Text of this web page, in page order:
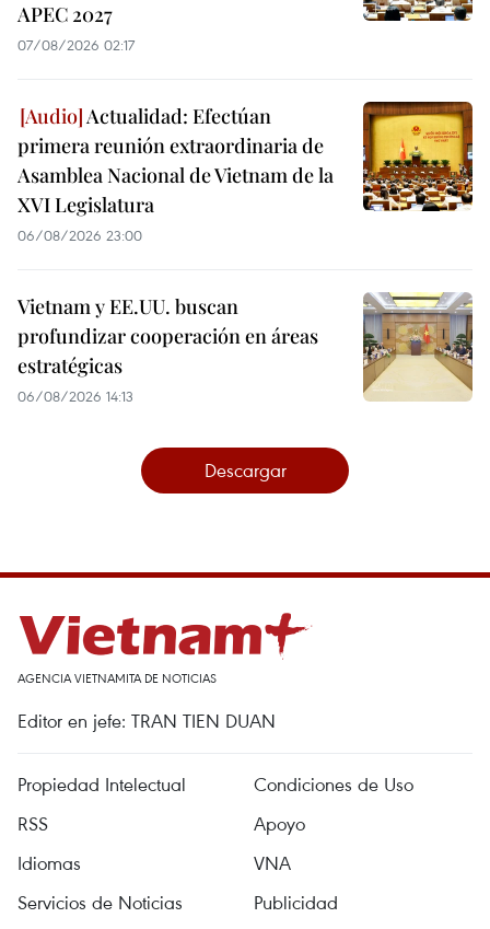
APEC 2027
07/08/2026 02:17
Actualidad: Efectúan
primera reunión extraordinaria de
Asamblea Nacional de Vietnam de la
XVI Legislatura
06/08/2026 23:00
Vietnam y EE.UU. buscan
profundizar cooperación en áreas
estratégicas
06/08/2026 14:13
Descargar
AGENCIA VIETNAMITA DE NOTICIAS
Editor en jefe: TRAN TIEN DUAN
Propiedad Intelectual
Condiciones de Uso
RSS
Apoyo
Idiomas
VNA
Servicios de Noticias
Publicidad